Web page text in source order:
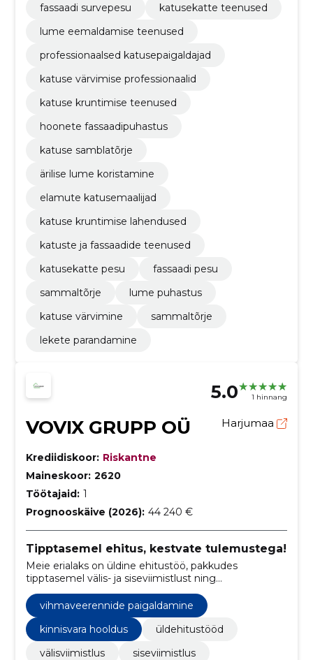
fassaadi survepesu
katusekatte teenused
lume eemaldamise teenused
professionaalsed katusepaigaldajad
katuse värvimise professionaalid
katuse kruntimise teenused
hoonete fassaadipuhastus
katuse samblatõrje
ärilise lume koristamine
elamute katusemaalijad
katuse kruntimise lahendused
katuste ja fassaadide teenused
katusekatte pesu
fassaadi pesu
sammaltõrje
lume puhastus
katuse värvimine
sammaltõrje
lekete parandamine
5.0 1 hinnang
VOVIX GRUPP OÜ Harjumaa
Krediidiskoor: Riskantne
Maineskoor: 2620
Töötajaid: 1
Prognooskäive (2026): 44 240 €
Tipptasemel ehitus, kestvate tulemustega!
Meie erialaks on üldine ehitustöö, pakkudes
tipptasemel välis- ja siseviimistlust ning
katusepaigaldusteenuseid.
vihmaveerennide paigaldamine
kinnisvara hooldus
üldehitustööd
välisviimistlus
siseviimistlus